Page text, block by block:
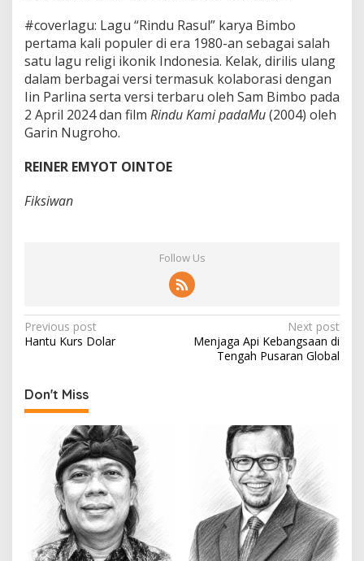
#coverlagu: Lagu “Rindu Rasul” karya Bimbo
pertama kali populer di era 1980-an sebagai salah
satu lagu religi ikonik Indonesia. Kelak, dirilis ulang
dalam berbagai versi termasuk kolaborasi dengan
Iin Parlina serta versi terbaru oleh Sam Bimbo pada
2 April 2024 dan film Rindu Kami padaMu(2004) oleh
Garin Nugroho.
REINER EMYOT OINTOE
Fiksiwan
Follow Us
P
o
t
n
Previous post
Hantu Kurs Dolar
Next post
Menjaga Api Kebangsaan di
Tengah Pusaran Global
Don't Miss